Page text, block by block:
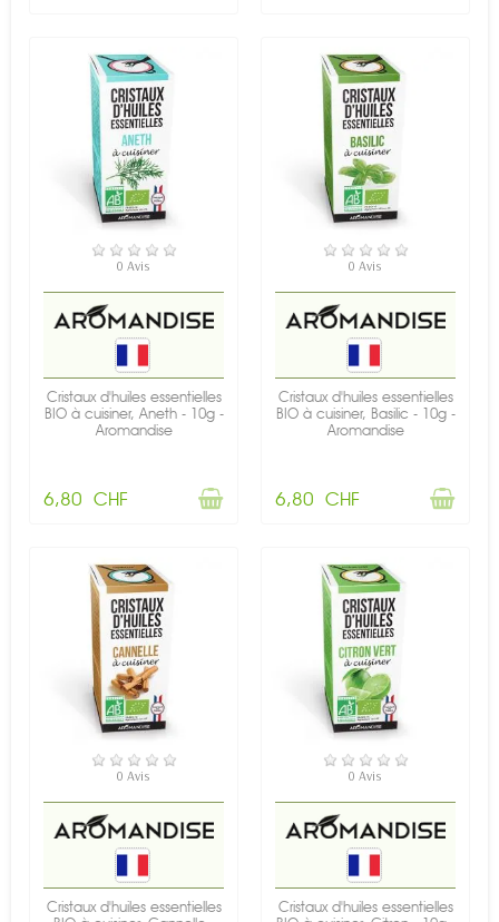
RUPTURE DE STOCK
0 Avis
Cristaux d'huiles essentielles
BIO à cuisiner, Aneth - 10g -
Aromandise
6,80 CHF
RUPTURE DE STOCK
0 Avis
Cristaux d'huiles essentielles
BIO à cuisiner, Basilic - 10g -
Aromandise
6,80 CHF
EN STOCK
0 Avis
Cristaux d'huiles essentielles
EN STOCK
0 Avis
Cristaux d'huiles essentielles